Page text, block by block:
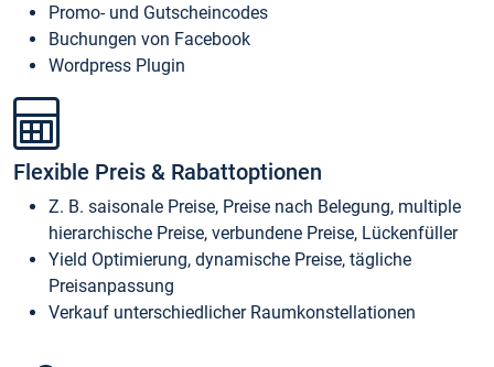
Promo- und Gutscheincodes
Buchungen von Facebook
Wordpress Plugin
Flexible Preis & Rabattoptionen
Z. B. saisonale Preise, Preise nach Belegung, multiple
hierarchische Preise, verbundene Preise, Lückenfüller
Yield Optimierung, dynamische Preise, tägliche
Preisanpassung
Verkauf unterschiedlicher Raumkonstellationen